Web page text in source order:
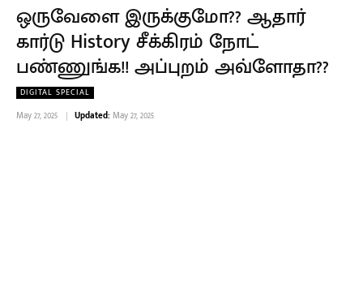
ஒருவேளை இருக்குமோ?? ஆதார்
கார்டு History சீக்கிரம் நோட்
பண்ணுங்க!! அப்புறம் அவ்ளோதா??
DIGITAL SPECIAL
May 27, 2025 Updated: May 27, 2025